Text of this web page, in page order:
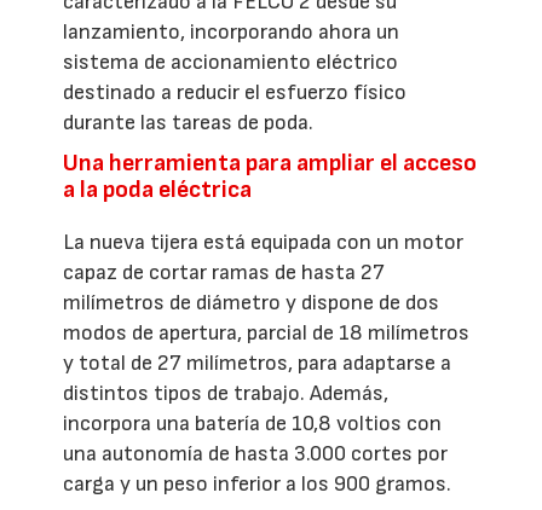
lanzamiento, incorporando ahora un
sistema de accionamiento eléctrico
destinado a reducir el esfuerzo físico
durante las tareas de poda.
Una herramienta para ampliar el acceso
a la poda eléctrica
La nueva tijera está equipada con un motor
capaz de cortar ramas de hasta 27
milímetros de diámetro y dispone de dos
modos de apertura, parcial de 18 milímetros
y total de 27 milímetros, para adaptarse a
distintos tipos de trabajo. Además,
incorpora una batería de 10,8 voltios con
una autonomía de hasta 3.000 cortes por
carga y un peso inferior a los 900 gramos.